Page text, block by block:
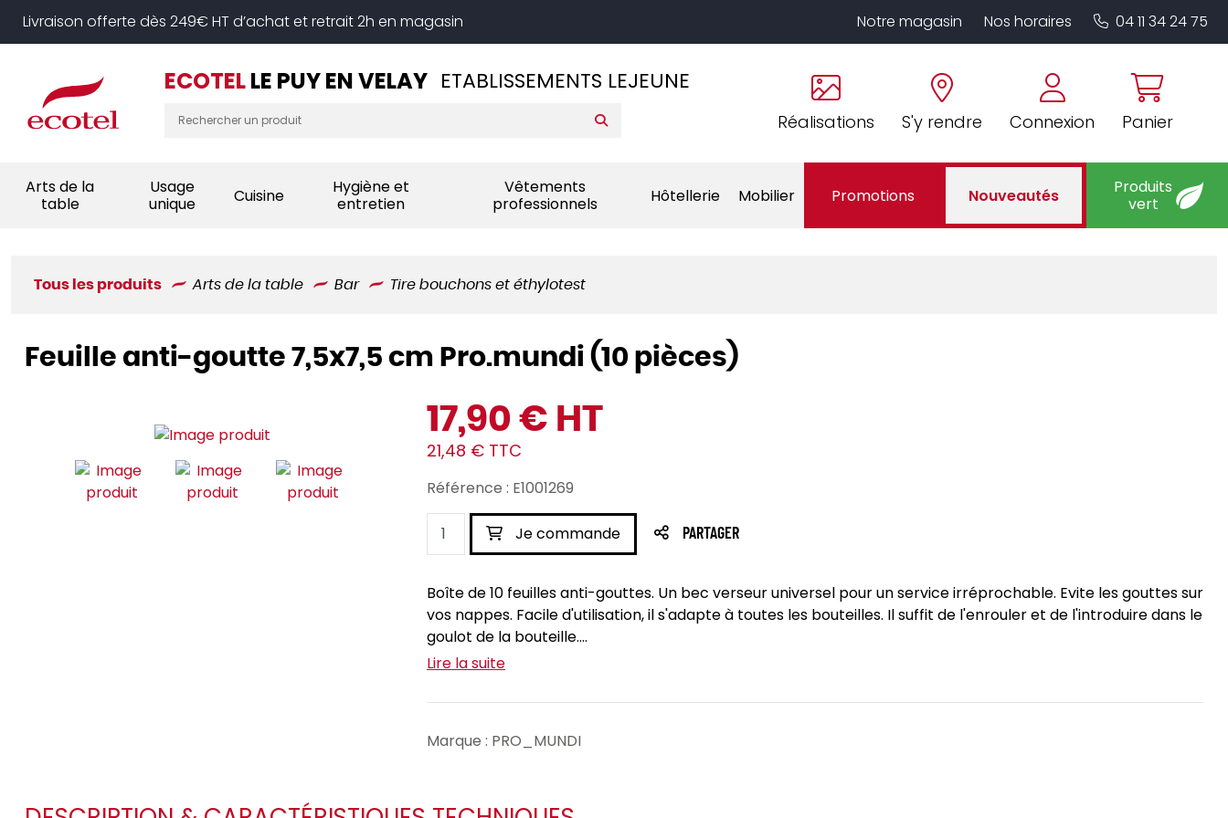
Livraison offerte dès 249€ HT d’achat et retrait 2h en magasin
Réalisations S'y rendre Connexion Panier
ECOTELLE PUY EN VELAY ETABLISSEMENTS LEJEUNE
Notre magasin Nos horaires 04 11 34 24 75
Arts de la
table
Usage
unique
Cuisine
Hygiène et
entretien
Vêtements
professionnels
Hôtellerie Mobilier Promotions Nouveautés
Produits
vert
Tous les produits Arts de la table Bar Tire bouchons et éthylotest
Feuille anti-goutte 7,5x7,5 cm Pro.mundi (10 pièces)
17,90 € HT
21,48 € TTC
Référence : E1001269
Je commande PARTAGER
Boîte de 10 feuilles anti-gouttes. Un bec verseur universel pour un service irréprochable. Evite les gouttes sur
vos nappes. Facile d'utilisation, il s'adapte à toutes les bouteilles. Il suffit de l'enrouler et de l'introduire dans le
goulot de la bouteille....
Lire la suite
Marque : PRO_MUNDI
Panneau de gestion des cookies